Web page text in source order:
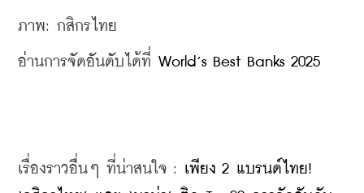
ภาพ: กสิกรไทย
อ่านการจัดอันดับได้ที่ World’s Best Banks 2025
เรื่องราวอื่นๆ ที่น่าสนใจ : เพียง 2 แบรนด์ไทย!